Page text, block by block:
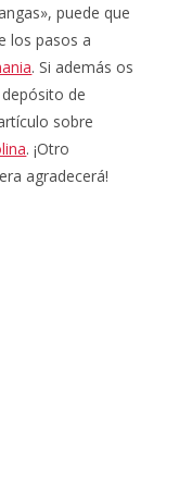
puede que
los pasos a
. Si además os
de
sobre
. ¡Otro
agradecerá!